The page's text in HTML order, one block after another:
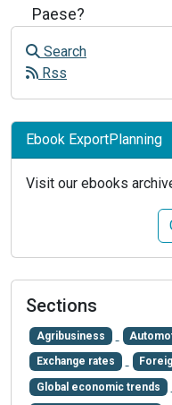
Paese?
Search
Rss
Ebook ExportPlanning
Visit our ebooks
Sections
Agribusiness
Exchange rates
Global economic trends